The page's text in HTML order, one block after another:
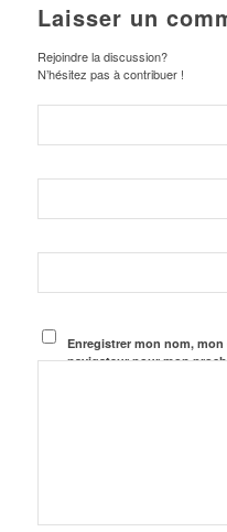
Laisser un
Rejoindre la discussion?
N’hésitez pas à contribuer !
Enregistrer mon nom,
navigateur pour mon